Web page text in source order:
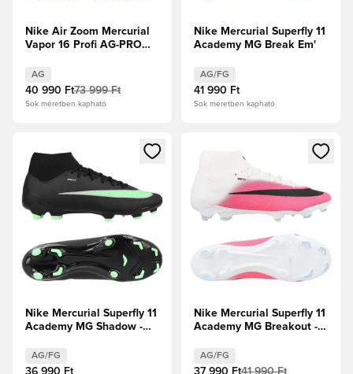
Nike Air Zoom Mercurial
Vapor 16 Profi AG-PRO
Plum Eclipse/Metál ezüst
AG
40 990 Ft73 999 Ft
Sok méretben kapható
Nike Mercurial Superfly 11
Academy MG Break Em'
AG/FG
41 990 Ft
Sok méretben kapható
Megnyit egy modált a bejelentkezéshez vagy a tagként
Nike Mercurial Superfly 11
Academy MG Shadow -
AG/FG
36 990 Ft
Megnyit egy modált a
Nike Mercurial Superfly 11
Academy MG Breakout -
AG/FG
37 990 Ft41 990 Ft